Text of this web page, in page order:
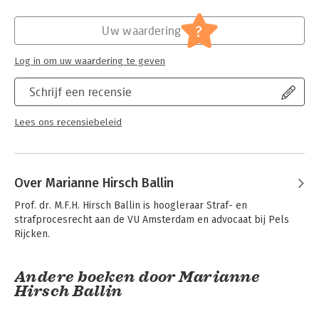
Strafrecht diversen
Serie:
VU-strafrechtreeks
Schrijf een recensie
Lees ons recensiebeleid
Uw waardering ?
Log in om uw waardering te geven
Over Marianne Hirsch Ballin
Prof. dr. M.F.H. Hirsch Ballin is hoogleraar Straf- en
strafprocesrecht aan de VU Amsterdam en advocaat bij Pels
Rijcken.
Andere boeken door Marianne
Hirsch Ballin